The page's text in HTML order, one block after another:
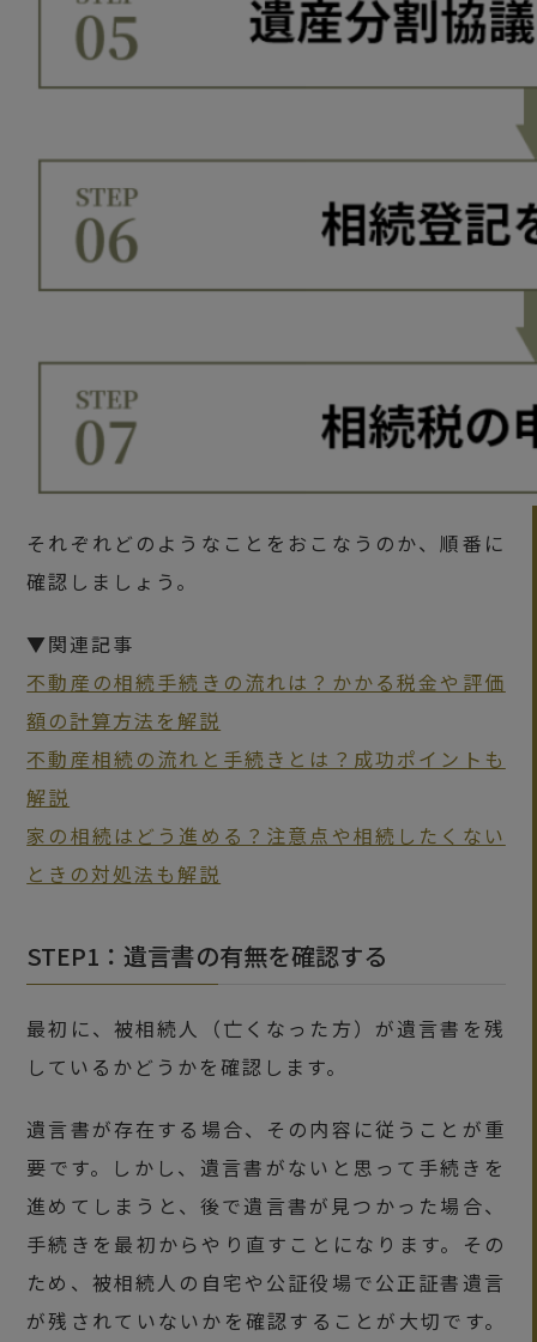
それぞれどのようなことをおこなうのか、順番に
確認しましょう。
▼関連記事
不動産の相続手続きの流れは？かかる税金や評価
額の計算方法を解説
不動産相続の流れと手続きとは？成功ポイントも
解説
家の相続はどう進める？注意点や相続したくない
ときの対処法も解説
STEP1：遺言書の有無を確認する
最初に、被相続人（亡くなった方）が遺言書を残
しているかどうかを確認します。
遺言書が存在する場合、その内容に従うことが重
要です。しかし、遺言書がないと思って手続きを
進めてしまうと、後で遺言書が見つかった場合、
手続きを最初からやり直すことになります。その
ため、被相続人の自宅や公証役場で公正証書遺言
が残されていないかを確認することが大切です。